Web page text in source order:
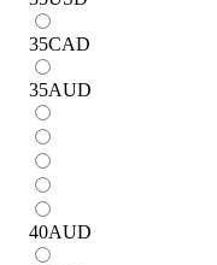
35CAD
35AUD
40AUD